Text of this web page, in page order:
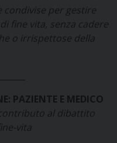
condivise per gestire
fine vita, senza cadere
o irrispettose della
PAZIENTE E MEDICO
al dibattito
vita